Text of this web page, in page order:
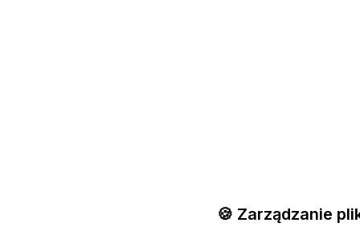
🍪 Zarządzanie